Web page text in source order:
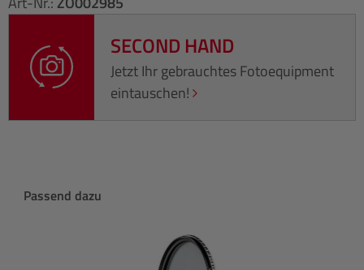
SECOND HAND
Jetzt Ihr gebrauchtes Fotoequipment
eintauschen!
Produktgalerie überspringen
Passend dazu